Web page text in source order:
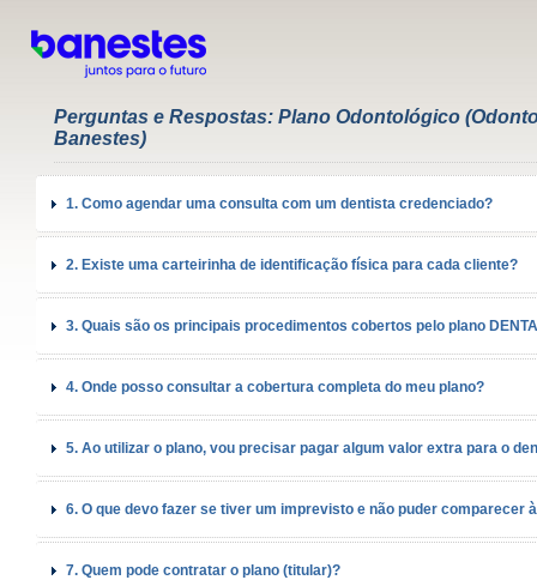
Perguntas e Respostas: Plano Odontológico
Banestes)
1. Como agendar uma consulta com um dentista credenciado?
2. Existe uma carteirinha de identificação física para cada cliente?
3. Quais são os principais procedimentos cobertos pelo plano
4. Onde posso consultar a cobertura completa do meu plano?
5. Ao utilizar o plano, vou precisar pagar algum valor extra para o
6. O que devo fazer se tiver um imprevisto e não puder comparecer
7. Quem pode contratar o plano (titular)?